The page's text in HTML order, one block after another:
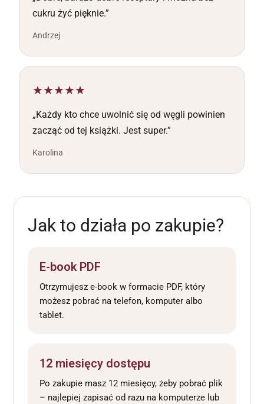
cukru żyć pięknie.”
Andrzej
★★★★★
„Każdy kto chce uwolnić się od węgli powinien
zacząć od tej książki. Jest super.”
Karolina
Jak to działa po zakupie?
E-book PDF
Otrzymujesz e-book w formacie PDF, który
możesz pobrać na telefon, komputer albo
tablet.
12 miesięcy dostępu
Po zakupie masz 12 miesięcy, żeby pobrać plik
– najlepiej zapisać od razu na komputerze lub